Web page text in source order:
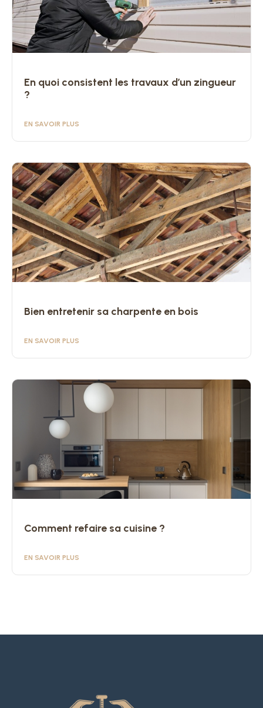
En quoi consistent les travaux d’un zingueur
?
EN SAVOIR PLUS
Bien entretenir sa charpente en bois
EN SAVOIR PLUS
Comment refaire sa cuisine ?
EN SAVOIR PLUS